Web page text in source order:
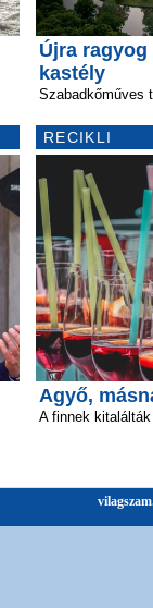
Újra
kastély
Szabadkőműves
RECIKLI
Agyő,
A finnek kitalálták